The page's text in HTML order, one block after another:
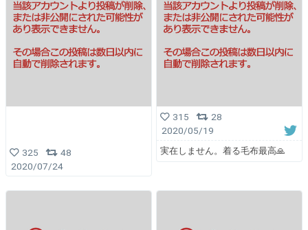
325
48
2020/07/24
315
28
2020/05/19
実在しません。着る毛布最高🙏